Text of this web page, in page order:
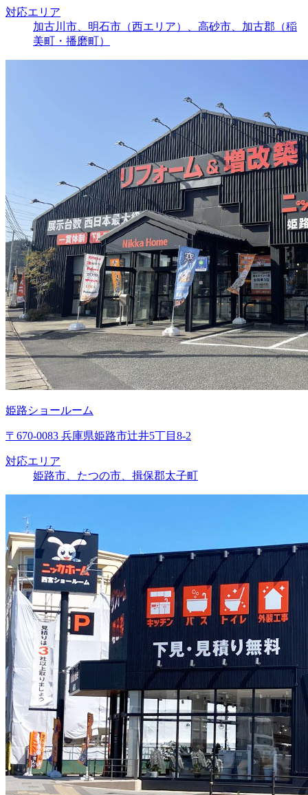
対応エリア
加古川市、明石市（西エリア）、高砂市、加古郡（稲
美町・播磨町）
姫路ショールーム
〒670-0083 兵庫県姫路市辻井5丁目8-2
対応エリア
姫路市、たつの市、揖保郡太子町